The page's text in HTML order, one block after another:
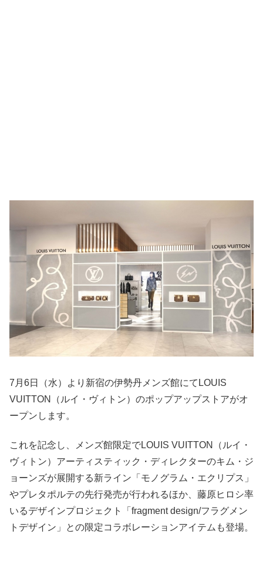
7月6日（水）より新宿の伊勢丹メンズ館にてLOUIS
VUITTON（ルイ・ヴィトン）のポップアップストアがオ
ープンします。
これを記念し、メンズ館限定でLOUIS VUITTON（ルイ・
ヴィトン）アーティスティック・ディレクターのキム・ジ
ョーンズが展開する新ライン「モノグラム・エクリプス」
やプレタポルテの先行発売が行われるほか、藤原ヒロシ率
いるデザインプロジェクト「fragment design/フラグメン
トデザイン」との限定コラボレーションアイテムも登場。